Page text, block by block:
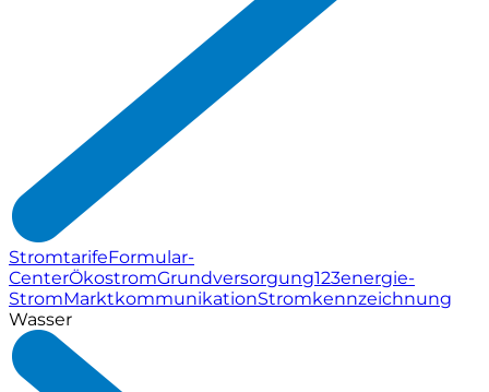
StromtarifeFormular-
CenterÖkostromGrundversorgung123energie-
StromMarktkommunikationStromkennzeichnung
Wasser